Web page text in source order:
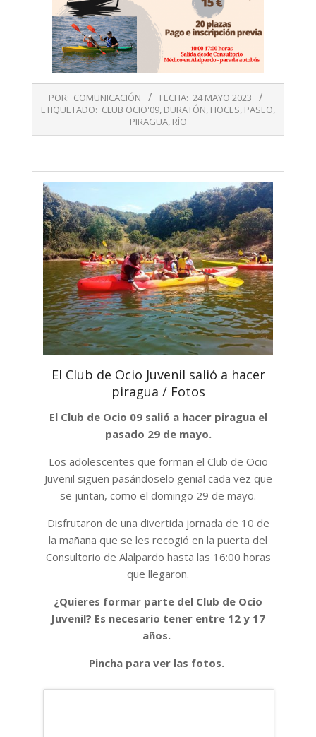
05-
POR: COMUNICACIÓN FECHA: 24 MAYO 2023
ETIQUETADO: CLUB OCIO'09, DURATÓN, HOCES, PASEO,
PIRAGÜA, RÍO
El Club de Ocio Juvenil salió a hacer
piragua / Fotos
El Club de Ocio 09 salió a hacer piragua el
pasado 29 de mayo.
Los adolescentes que forman el Club de Ocio
Juvenil siguen pasándoselo genial cada vez que
se juntan, como el domingo 29 de mayo.
Disfrutaron de una divertida jornada de 10 de
la mañana que se les recogió en la puerta del
Consultorio de Alalpardo hasta las 16:00 horas
que llegaron.
¿Quieres formar parte del Club de Ocio
Juvenil? Es necesario tener entre 12 y 17
años.
Pincha para ver las fotos.